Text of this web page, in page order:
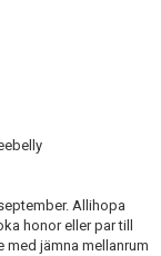
Allihopa
honor eller par till
med jämna mellanrum